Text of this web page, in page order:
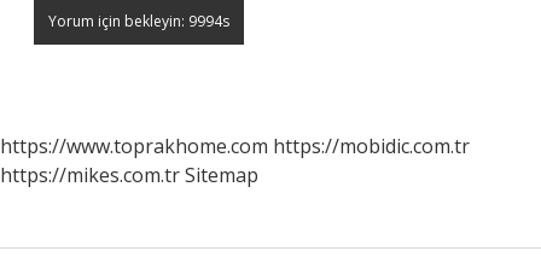
https://www.toprakhome.com https://mobidic.com.tr
https://mikes.com.trSitemap